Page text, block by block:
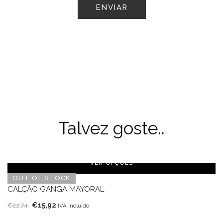
Talvez goste..
OUT OF STOCK
VER OPÇÕES
CALÇÃO GANGA MAYORAL
€22,74 O
€15,92 O
IVA incluído